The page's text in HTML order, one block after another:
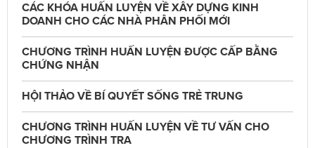
CÁC KHÓA HUẤN LUYỆN VỀ XÂY DỰNG KINH
DOANH CHO CÁC NHÀ PHÂN PHỐI MỚI
CHƯƠNG TRÌNH HUẤN LUYỆN ĐƯỢC CẤP BẰNG
CHỨNG NHẬN
HỘI THẢO VỀ BÍ QUYẾT SỐNG TRẺ TRUNG
CHƯƠNG TRÌNH HUẤN LUYỆN VỀ TƯ VẤN CHO
CHƯƠNG TRÌNH TRA